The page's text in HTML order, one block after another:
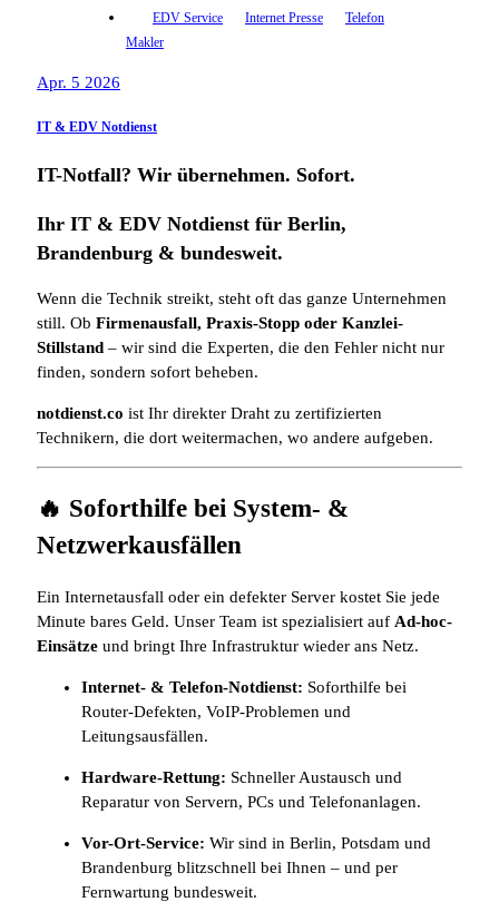
EDV Service Internet Presse
Telefon
Makler
Apr. 5 2026
IT & EDV Notdienst
IT-Notfall? Wir übernehmen. Sofort.
Ihr IT & EDV Notdienst für Berlin,
Brandenburg & bundesweit.
Wenn die Technik streikt, steht oft das ganze Unternehmen
still. Ob Firmenausfall, Praxis-Stopp oder Kanzlei-
Stillstand – wir sind die Experten, die den Fehler nicht nur
finden, sondern sofort beheben.
notdienst.co ist Ihr direkter Draht zu zertifizierten
Technikern, die dort weitermachen, wo andere aufgeben.
🔥 Soforthilfe bei System- &
Netzwerkausfällen
Ein Internetausfall oder ein defekter Server kostet Sie jede
Minute bares Geld. Unser Team ist spezialisiert auf Ad-hoc-
Einsätze und bringt Ihre Infrastruktur wieder ans Netz.
Internet- & Telefon-Notdienst: Soforthilfe bei
Router-Defekten, VoIP-Problemen und
Leitungsausfällen.
Hardware-Rettung: Schneller Austausch und
Reparatur von Servern, PCs und Telefonanlagen.
Vor-Ort-Service: Wir sind in Berlin, Potsdam und
Brandenburg blitzschnell bei Ihnen – und per
Fernwartung bundesweit.